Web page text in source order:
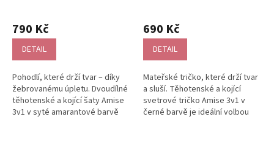
bavlněné
hodnocení
produktu
5,0
5
hvězdiček.
790 Kč
DETAIL
Pohodlí, které drží tvar – díky
žebrovanému úpletu. Dvoudílné
těhotenské a kojící šaty Amise
3v1 v syté amarantové barvě
690 Kč
DETAIL
Mateřské tričko, které drží tvar
a sluší. Těhotenské a kojící
svetrové tričko Amise 3v1 v
černé barvě je ideální volbou